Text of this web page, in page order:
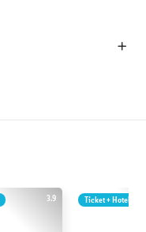
3.9 Ticket + Hotel